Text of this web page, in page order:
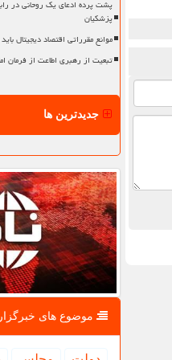
پزشکیان
موانع مقرراتی اقتصاد دیجیتال
تبعیت از رهبری اطاعت از فرمان
جدیدترین ها
موضوع های